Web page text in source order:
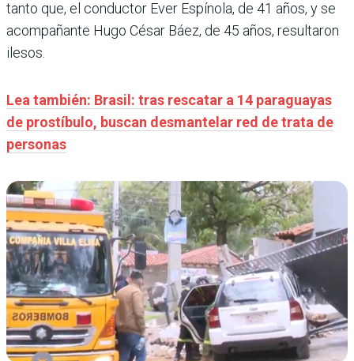
tanto que, el conductor Ever Espínola, de 41 años, y se
acompañante Hugo César Báez, de 45 años, resultaron
ilesos.
Lea también: Brasil: tras rescatar a 14 paraguayas
de prostíbulo, buscan desmantelar red de trata de
personas